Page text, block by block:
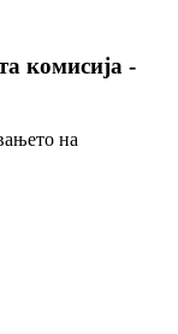
комисија -
на